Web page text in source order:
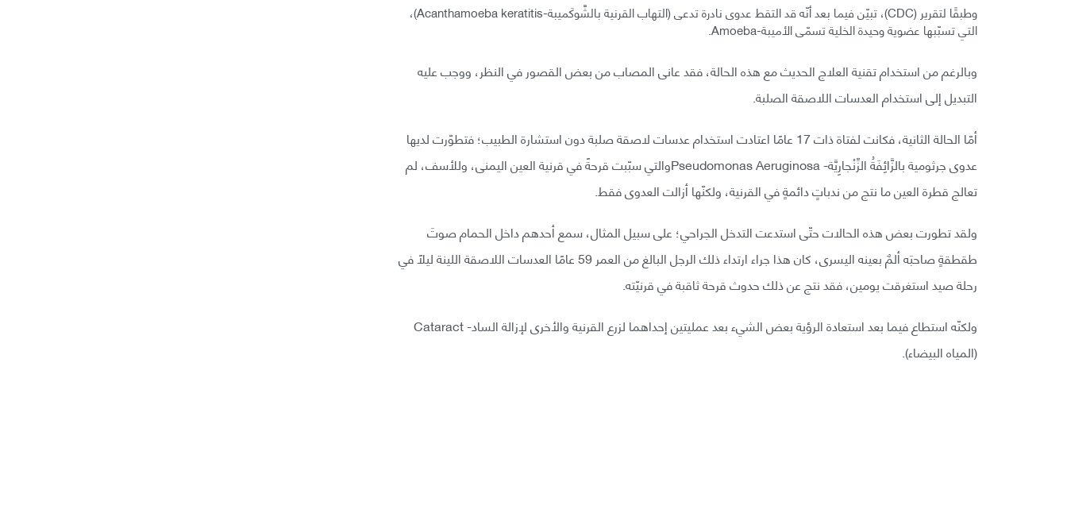
وطبقًا لتقرير (CDC)، تبيّن فيما بعد أنّه قد التقط عدوى نادرة تدعى (التهاب القرنية بالشَّوكَميبة-Acanthamoeba keratitis)،
التي تسبّبها عضوية وحيدة الخلية تسمّى الأميبة-Amoeba.
وبالرغم من استخدام تقنية العلاج الحديث مع هذه الحالة، فقد عانى المصاب من بعض القصور في النظر، ووجب عليه
التبديل إلى استخدام العدسات اللاصقة الصلبة.
أمّا الحالة الثانية، فكانت لفتاة ذات 17 عامًا اعتادت استخدام عدسات لاصقة صلبة دون استشارة الطبيب؛ فتطوّرت لديها
عدوى جرثومية بالزَّائِفَةُ الزِّنْجارِيَّة- Pseudomonas Aeruginosaوالتي سبّبت قرحةً في قرنية العين اليمنى، وللأسف، لم
تعالج قطرة العين ما نتج من ندباتٍ دائمةٍ في القرنية، ولكنّها أزالت العدوى فقط.
ولقد تطورت بعض هذه الحالات حتّى استدعت التدخل الجراحي؛ على سبيل المثال، سمع أحدهم داخل الحمام صوتَ
طقطقةٍ صاحبَه ألمٌ بعينه اليسرى، كان هذا جراء ارتداء ذلك الرجل البالغ من العمر 59 عامًا العدسات اللاصقة اللينة ليلًا في
رحلة صيد استغرقت يومين، فقد نتج عن ذلك حدوث قرحة ثاقبة في قرنيّته.
ولكنّه استطاع فيما بعد استعادة الرؤية بعض الشيء بعد عمليتين إحداهما لزرع القرنية والأخرى لإزالة الساد- Cataract
(المياه البيضاء).